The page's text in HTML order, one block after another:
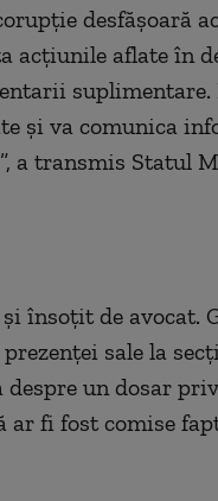
desfășoară
acțiunile aflate în
și va comunica
a transmis Statul
însoţit de avocat.
sale la
un dosar
fi fost comise